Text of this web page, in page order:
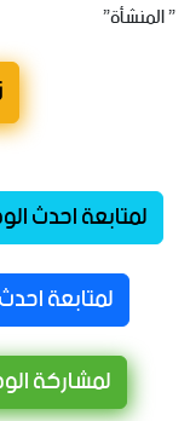
” المنشأة”
لمتابعة احدث
لمتابعة
لمشاركة